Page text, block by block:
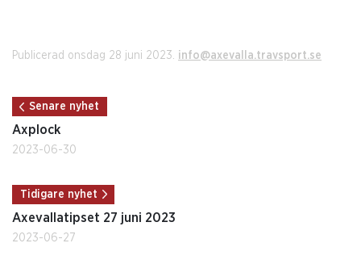
Publicerad onsdag 28 juni 2023. info@axevalla.travsport.se
Senare nyhet
Axplock
2023-06-30
Tidigare nyhet
Axevallatipset 27 juni 2023
2023-06-27